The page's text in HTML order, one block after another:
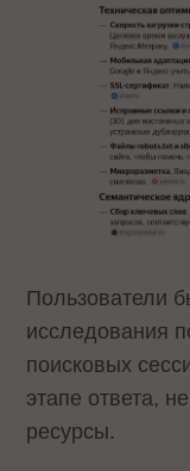
Пользователи
исследования
поисковых
этапе ответа,
ресурсы.